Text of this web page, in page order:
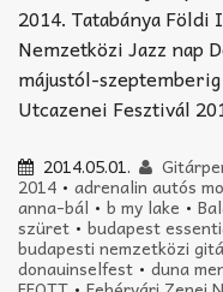
2014. Tatabánya
Nemzetközi Jazz nap
májustól-
Utcazenei Fesztivál
2014.05.01.
2014 • adrenalin autós
anna-bál • b my lake •
szüret • budapest
budapesti nemzetközi
donauinselfest • duna